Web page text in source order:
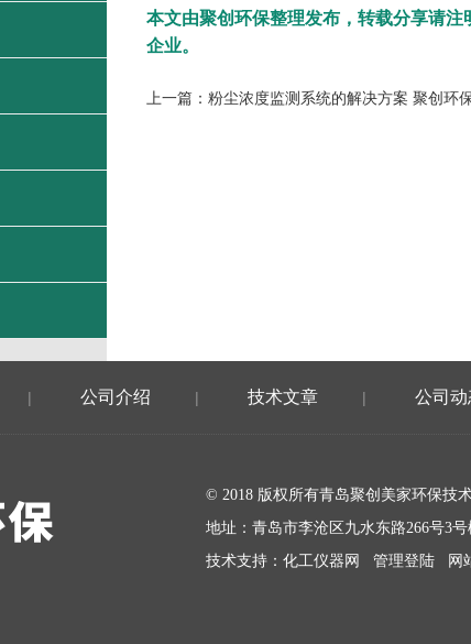
本文由聚创环保整理发布，转载分享请
企业。
上一篇： 粉尘浓度监测系统的解决方案 聚创环
| 公司介绍 | 技术文章 | 公司动
© 2018 版权所有青岛聚创美家环保技
地址：青岛市李沧区九水东路266号3号
技术支持： 化工仪器网 管理登陆 网